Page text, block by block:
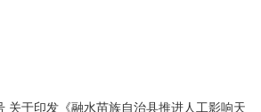
关于印发《融水苗族自治县推进人工影响天